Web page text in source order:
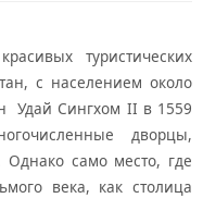
туристических
с населением около
Удай Сингхом II в 1559
дворцы,
само место, где
века, как столица